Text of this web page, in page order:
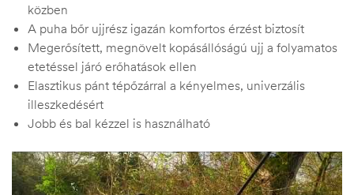
közben
A puha bőr ujjrész igazán komfortos érzést biztosít
Megerősített, megnövelt kopásállóságú ujj a folyamatos
etetéssel járó erőhatások ellen
Elasztikus pánt tépőzárral a kényelmes, univerzális
illeszkedésért
Jobb és bal kézzel is használható